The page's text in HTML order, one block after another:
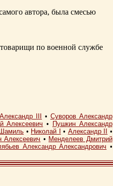
автора, была смесью
по военной службе
Александр III • Суворов Александр
Алексеевич •
Пушкин Александр
Шамиль • Николай I • Александр II
•
Алексеевич • Менделеев Дмитрий
Александр Александрович •